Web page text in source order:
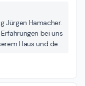
Jürgen Hamacher.
bei uns
Haus und den